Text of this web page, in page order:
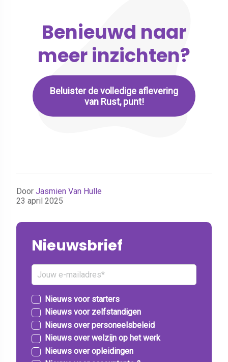
Benieuwd naar
meer inzichten?
Beluister de volledige aflevering
van Rust, punt!
Door Jasmien Van Hulle
23 april 2025
Nieuwsbrief
Nieuws voor starters
Nieuws voor zelfstandigen
Nieuws over personeelsbeleid
Nieuws over welzijn op het werk
Nieuws over opleidingen